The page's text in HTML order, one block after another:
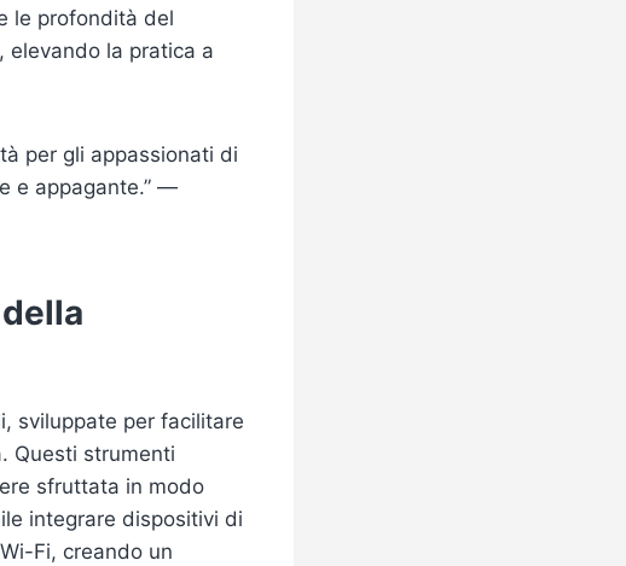
le profondità del
elevando la pratica a
per gli appassionati di
e appagante.” —
sviluppate per facilitare
Questi strumenti
sfruttata in modo
integrare dispositivi di
Fi, creando un